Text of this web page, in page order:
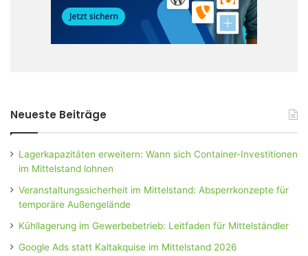
Neueste Beiträge
Lagerkapazitäten erweitern: Wann sich Container-Investitionen
im Mittelstand lohnen
Veranstaltungssicherheit im Mittelstand: Absperrkonzepte für
temporäre Außengelände
Kühllagerung im Gewerbebetrieb: Leitfaden für Mittelständler
Google Ads statt Kaltakquise im Mittelstand 2026